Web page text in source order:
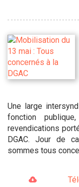
Une large
fonction
revendications
DGAC. Jour de
sommes tous